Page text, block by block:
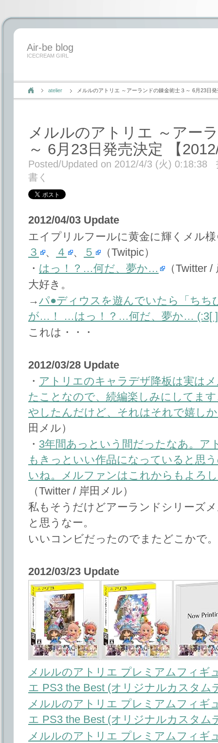
Air-be blog
ICECREAM GIRL
atelier メルルのアトリエ ～アーランドの錬金術士３～ 6月23日
メルルのアトリエ ～アー
～ 6月23日発売決定 【
Posted/Updated on 2012/4/3 (火) 0:18:38
書く
2012/04/03 Update
エイプリルフールに黄金に輝くメル
３
、 ４ 、 ５
（Twitpic）
・ はっ！？…何だ、夢か…
（Twitter
大好き。
→パ●ディウスを遊んでいたら「ちち
が…！ …はっ！？…何だ、夢か… (:3[ ]
これは・・・
2012/03/28 Update
・ アトリエのキャラデザ降板は実は
たことなので、続編楽しみにしてま
やしたんだけど、それはそれで嬉し
田メル）
・ 3年間あっという間だったなあ。ア
もきっといい作品になっていると思
いね。メルファンはこれからもよろ
（Twitter / 岸田メル）
私もそうだけどアーランドシリーズ
と思うなー。
いいコンビだったのでまたどこかで。
2012/03/23 Update
メルルのアトリエ プレミアムフィギ
エ PS3 the Best (オリジナルカスタム
メルルのアトリエ プレミアムフィギ
エ PS3 the Best (オリジナルカスタム
メルルのアトリエ プレミアムフィギ